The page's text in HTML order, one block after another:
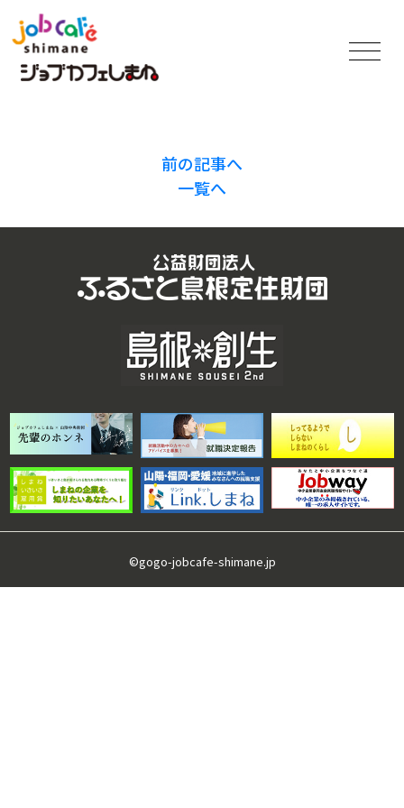
前の記事へ
一覧へ
©gogo-jobcafe-shimane.jp